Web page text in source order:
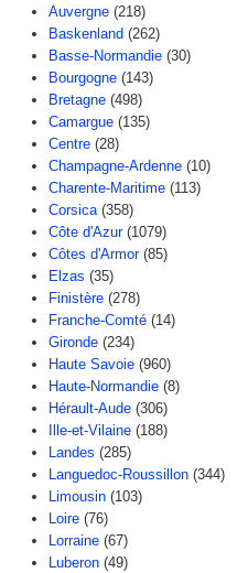
Auvergne (218)
Baskenland (262)
Basse-Normandie (30)
Bourgogne (143)
Bretagne (498)
Camargue (135)
Centre (28)
Champagne-Ardenne (10)
Charente-Maritime (113)
Corsica (358)
Côte d'Azur (1079)
Côtes d'Armor (85)
Elzas (35)
Finistère (278)
Franche-Comté (14)
Gironde (234)
Haute Savoie (960)
Haute-Normandie (8)
Hérault-Aude (306)
Ille-et-Vilaine (188)
Landes (285)
Languedoc-Roussillon (344)
Limousin (103)
Loire (76)
Lorraine (67)
Luberon (49)